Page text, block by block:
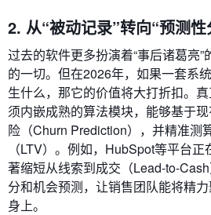
2. 从“被动记录”转向“预测性
过去的软件更多扮演着“事后诸葛亮
的一切。但在2026年，如果一套系
生什么，那它的价值将大打折扣。
须内嵌成熟的算法模块，能够基于
险（Churn Prediction），并精准测
（LTV）。例如，HubSpot等平台
著缩短从线索到成交（Lead-to-
分和机会预测，让销售团队能将精
身上。